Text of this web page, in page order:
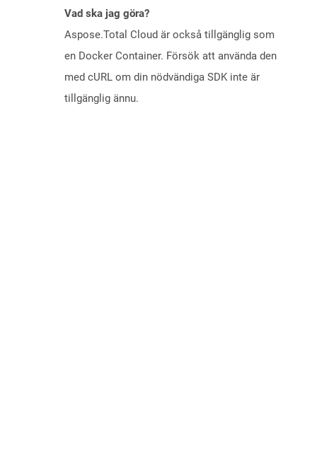
Vad ska jag göra?
Aspose.Total Cloud är också tillgänglig som
en Docker Container. Försök att använda den
med cURL om din nödvändiga SDK inte är
tillgänglig ännu.